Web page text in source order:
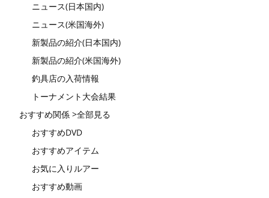
ニュース(日本国内)
ニュース(米国海外)
新製品の紹介(日本国内)
新製品の紹介(米国海外)
釣具店の入荷情報
トーナメント大会結果
おすすめ関係 >全部見る
おすすめDVD
おすすめアイテム
お気に入りルアー
おすすめ動画